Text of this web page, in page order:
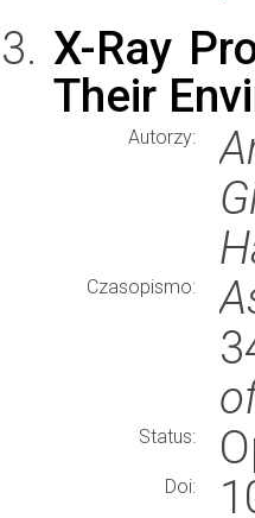
X-Ray
Their
Autorzy:
Czasopismo:
Status:
Doi: